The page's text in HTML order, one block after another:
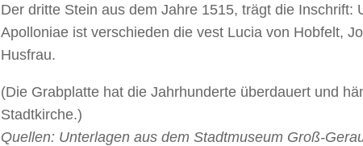
Der dritte Stein aus dem Jahre 1515, trägt die Inschrift:
Apolloniae ist verschieden die vest Lucia von Hobfelt,
Husfrau.
(Die Grabplatte hat die Jahrhunderte überdauert und
Stadtkirche.)
Quellen: Unterlagen aus dem Stadtmuseum Groß-